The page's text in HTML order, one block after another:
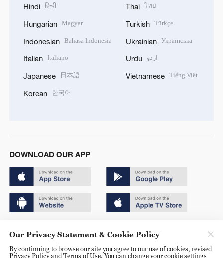
Hindi हिन्दी
Hungarian Magyar
Indonesian Bahasa Indonesia
Italian Italiano
Japanese 日本語
Korean 한국어
Thai ไทย
Turkish Türkçe
Ukrainian Українська
Urdu اردو
Vietnamese Tiếng Việt
DOWNLOAD OUR APP
京ICP备20000184号
Our Privacy Statement & Cookie Policy
By continuing to browse our site you agree to our use of cookies, revised
Privacy Policy and Terms of Use. You can change your cookie settings